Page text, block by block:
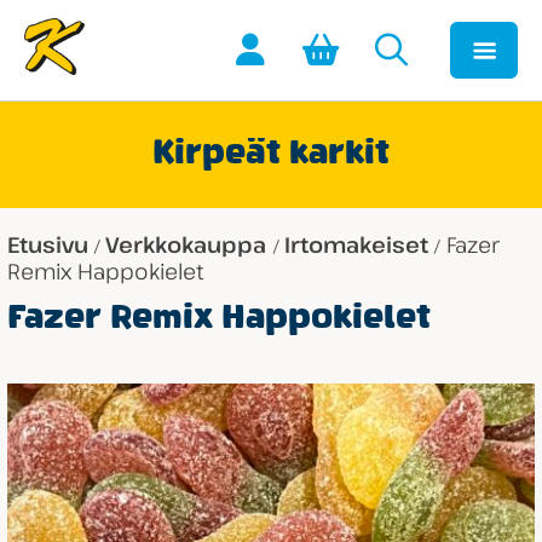
Kirpeät karkit
Etusivu / Verkkokauppa / Irtomakeiset / Fazer
Remix Happokielet
Fazer Remix Happokielet